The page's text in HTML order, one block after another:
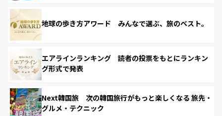
地球の歩き方アワード みんなで選ぶ、旅のベスト。
エアラインランキング 読者の投票をもとにランキン
グ形式で発表
Next韓国旅 次の韓国旅行がもっと楽しくなる 旅先・
グルメ・テクニック